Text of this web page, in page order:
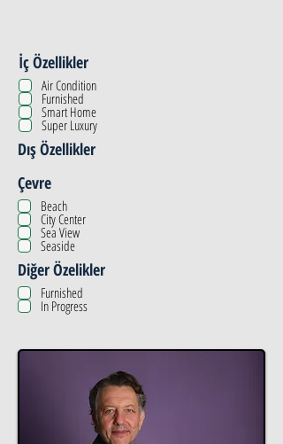
İç Özellikler
Air Condition
Furnished
Smart Home
Super Luxury
Dış Özellikler
Çevre
Beach
City Center
Sea View
Seaside
Diğer Özelikler
Furnished
In Progress